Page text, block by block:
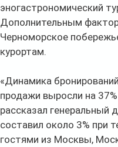
эногастрономический
Дополнительным
Черноморское
курортам.
«Динамика
продажи выросли на
рассказал генеральный
составил около 3% при
гостями из Москвы,